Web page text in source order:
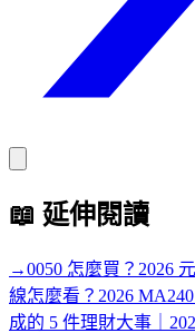
📖 延伸閱讀
→0050 怎麼買？2026
線怎麼看？2026
成的 5 件理財大事｜